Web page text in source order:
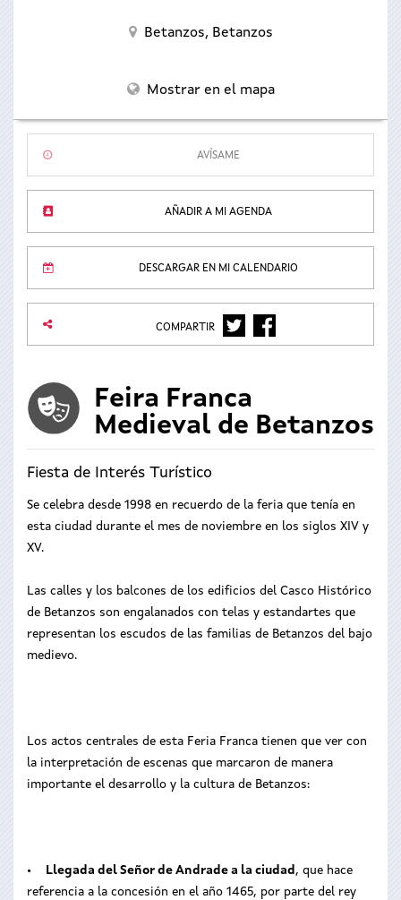
Betanzos, Betanzos
Mostrar en el mapa
AVÍSAME
AÑADIR A MI AGENDA
DESCARGAR EN MI CALENDARIO
COMPARTIR TWITTERFACEBOOK
Feira Franca
Medieval de Betanzos
Fiesta de Interés Turístico
Se celebra desde 1998 en recuerdo de la feria que tenía en
esta ciudad durante el mes de noviembre en los siglos XIV y
XV.
Las calles y los balcones de los edificios del Casco Histórico
de Betanzos son engalanados con telas y estandartes que
representan los escudos de las familias de Betanzos del bajo
medievo.
Los actos centrales de esta Feria Franca tienen que ver con
la interpretación de escenas que marcaron de manera
importante el desarrollo y la cultura de Betanzos:
• Llegada del Señor de Andrade a la ciudad , que hace
referencia a la concesión en el año 1465, por parte del rey